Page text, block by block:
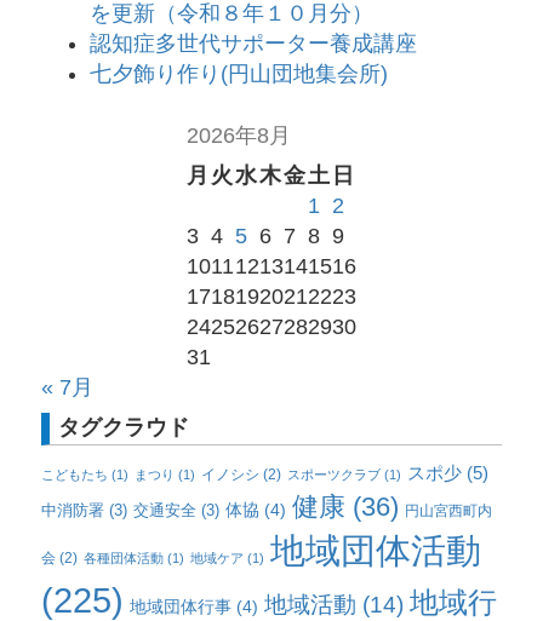
を更新（令和８年１０月分）
認知症多世代サポーター養成講座
七夕飾り作り(円山団地集会所)
2026年8月
月 火 水木金 土 日
1 2
3 4 5 6 7 8 9
10111213141516
17181920212223
24252627282930
31
« 7月
タグクラウド
こどもたち (1) まつり (1) イノシシ (2) スポーツクラブ(1) スポ少(5)
中消防署(3) 交通安全(3) 体協 (4) 健康 (36) 円山宮西町内
会(2) 各種団体活動(1) 地域ケア (1) 地域団体活動
(225) 地域団体行事(4) 地域活動 (14) 地域行